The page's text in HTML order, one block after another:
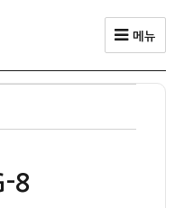
메뉴
8